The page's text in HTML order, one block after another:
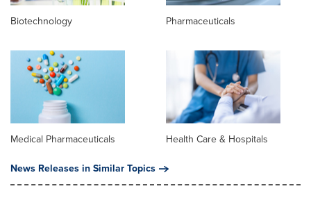
Biotechnology Pharmaceuticals
Medical Pharmaceuticals
Health Care & Hospitals
News Releases in Similar Topics